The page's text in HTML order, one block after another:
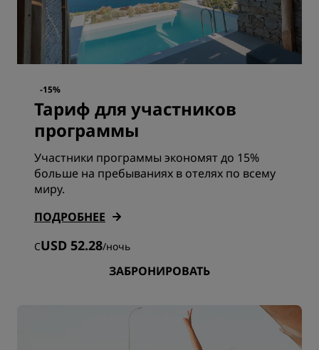
-15%
Тариф для участников
программы
Участники программы экономят до 15%
больше на пребываниях в отелях по всему
миру.
ПОДРОБНЕЕ
СUSD 52.28/ночь
ЗАБРОНИРОВАТЬ